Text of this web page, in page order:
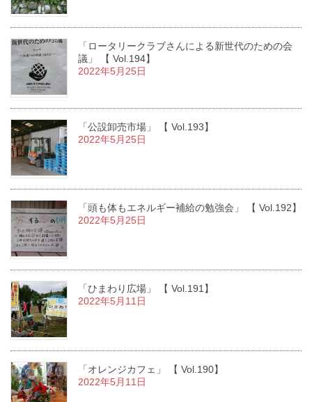
「ロータリークラブさんによる新世代のための会
議」 【 Vol.194】
2022年5月25日
「公設卸売市場」 【 Vol.193】
2022年5月25日
「頭も体もエネルギー補給の勉強会」 【 Vol.192】
2022年5月25日
「ひまわり広場」 【 Vol.191】
2022年5月11日
「オレンジカフェ」 【 Vol.190】
2022年5月11日